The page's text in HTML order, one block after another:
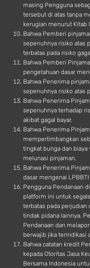
masing Pengguna
tersebut di atas tanpa
kerugian menurut Kitab
Bahwa Pemberi
sepenuhnya risiko atas
terbatas pada risiko
Bahwa Pemberi
pengetahuan dasar
Bahwa Penerima
sepenuhnya risiko atas
Bahwa Penerima
sepenuhnya terhadap
akibat gagal bayar.
Bahwa Penerima
mempertimbangkan
tingkat bunga dan
melunasi pinjaman.
Bahwa Penerima
dasar mengenai
Pengguna Pendanaan
platform ini untuk
terbatas pada perjudian
tindak pidana lainnya.
Pendanaan dan
berwajib jika terindikasi
Bahwa catatan kredit
kepada Otoritas Jasa
Bersama Indonesia